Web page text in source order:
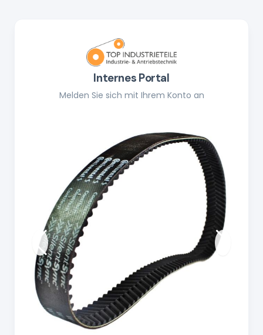
Internes Portal
Melden Sie sich mit Ihrem Konto an